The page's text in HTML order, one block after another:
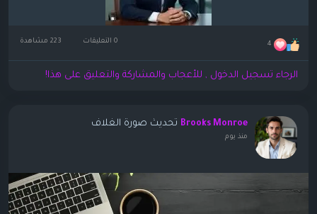
4 0 التعليقات
الرجاء تسجيل الدخول , للأعجاب والمشاركة والتعليق على هذا!
Brooks Monroe تحديث صورة الغلاف
منذ يوم